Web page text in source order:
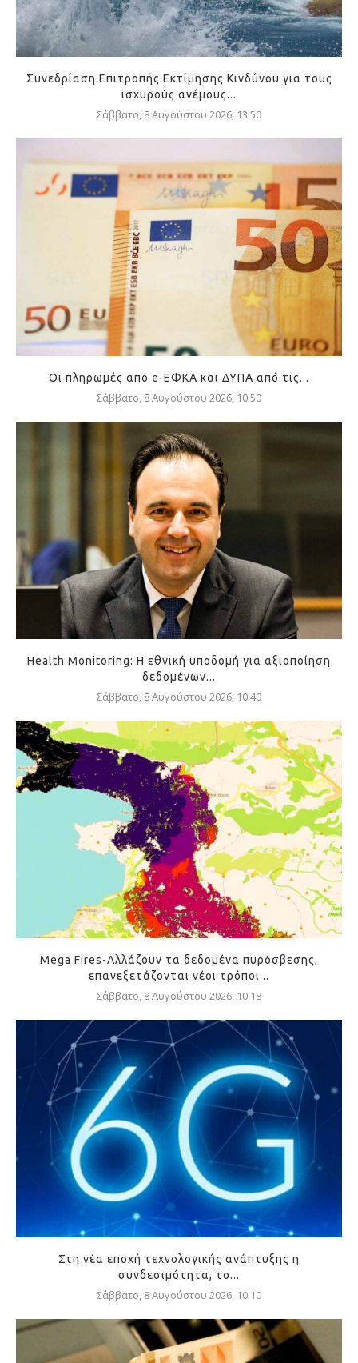
Συνεδρίαση Επιτροπής Εκτίμησης Κινδύνου για τους
ισχυρούς ανέμους...
Σάββατο, 8 Αυγούστου 2026, 13:50
Οι πληρωμές από e-ΕΦΚΑ και ΔΥΠΑ από τις...
Σάββατο, 8 Αυγούστου 2026, 10:50
Health Monitoring: Η εθνική υποδομή για αξιοποίηση
δεδομένων...
Σάββατο, 8 Αυγούστου 2026, 10:40
Mega Fires-Αλλάζουν τα δεδομένα πυρόσβεσης,
επανεξετάζονται νέοι τρόποι...
Σάββατο, 8 Αυγούστου 2026, 10:18
Στη νέα εποχή τεχνολογικής ανάπτυξης η
συνδεσιμότητα, το...
Σάββατο, 8 Αυγούστου 2026, 10:10